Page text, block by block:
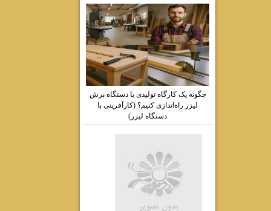
چگونه یک کارگاه تولیدی با دستگاه برش
لیزر راه‌اندازی کنیم؟ (کارآفرینی با
دستگاه لیزر)